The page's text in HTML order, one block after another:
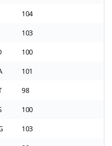
104
103
100
101
98
100
103